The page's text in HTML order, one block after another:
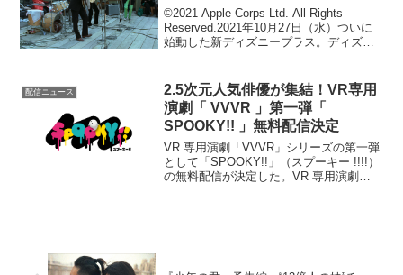
©2021 Apple Corps Ltd. All Rights
Reserved.2021年10月27日（水）ついに
始動した新ディズニープラス。ディズニ
う豪華ライン...
配信ニュース
2.5次元人気俳優が集結！VR専用
演劇「 VVVR 」第一弾「
SPOOKY!! 」無料配信決定
VR 専用演劇「VVVR」シリーズの第一弾
として「SPOOKY!!」（スプーキー !!!!）
の無料配信が決定した。VR 専用演劇